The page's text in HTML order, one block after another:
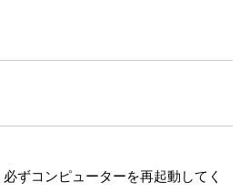
ずコンピューターを再起動してく